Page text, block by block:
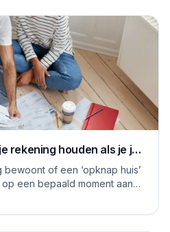
rekening houden als je je
of een ‘opknap huis’
een bepaald moment aan